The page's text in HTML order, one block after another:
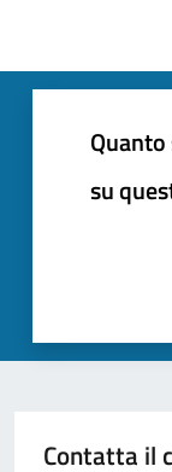
su
Contatta il